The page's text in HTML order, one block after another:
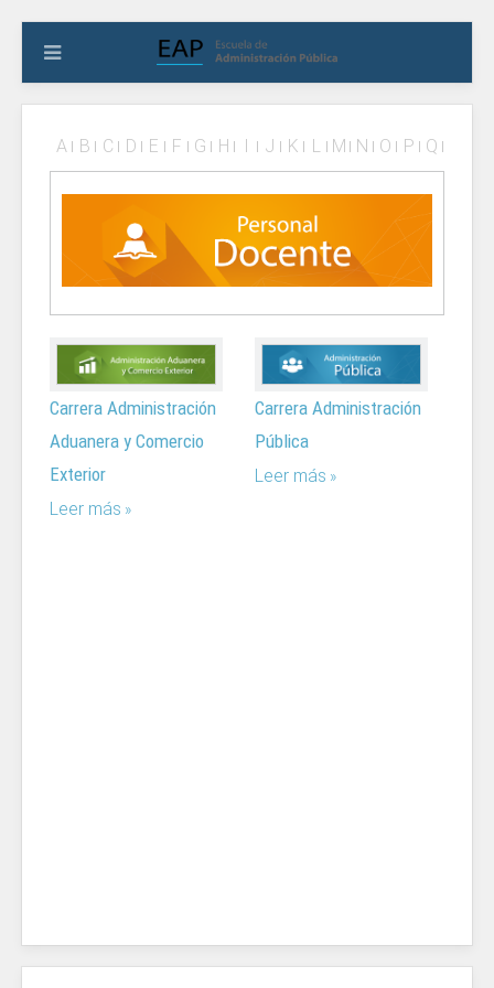
A B C D E F G H I J K L M N O P
Q
R S T U V W X Y Z #
Carrera Administración
Aduanera y Comercio
Exterior
Leer más
Carrera Administración
Pública
Leer más